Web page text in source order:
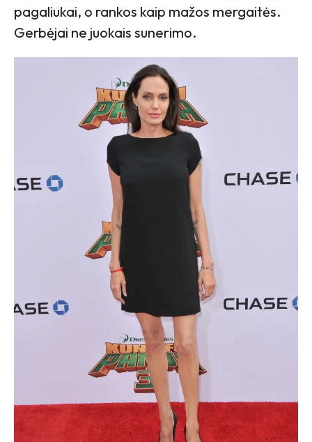
pagaliukai, o rankos kaip mažos mergaitės.
Gerbėjai ne juokais sunerimo.